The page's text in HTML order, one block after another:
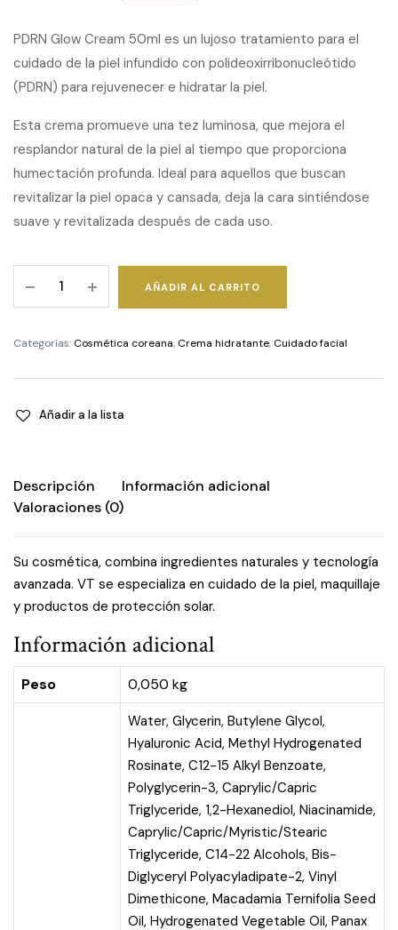
PDRN Glow Cream 50ml es un lujoso tratamiento para el
cuidado de la piel infundido con polideoxirribonucleótido
(PDRN) para rejuvenecer e hidratar la piel.
Esta crema promueve una tez luminosa, que mejora el
resplandor natural de la piel al tiempo que proporciona
humectación profunda. Ideal para aquellos que buscan
revitalizar la piel opaca y cansada, deja la cara sintiéndose
suave y revitalizada después de cada uso.
Glow
quantity
AÑADIR AL CARRITO
Categorías: Cosmética coreana, Crema hidratante, Cuidado facial
Añadir a la lista
Descripción
Información adicional
Valoraciones (0)
Su cosmética, combina ingredientes naturales y tecnología
avanzada. VT se especializa en cuidado de la piel, maquillaje
y productos de protección solar.
Información adicional
Peso 0,050 kg
Water, Glycerin, Butylene Glycol,
Hyaluronic Acid, Methyl Hydrogenated
Rosinate, C12-15 Alkyl Benzoate,
Polyglycerin-3, Caprylic/Capric
Triglyceride, 1,2-Hexanediol, Niacinamide,
Caprylic/Capric/Myristic/Stearic
Triglyceride, C14-22 Alcohols, Bis-
Diglyceryl Polyacyladipate-2, Vinyl
Dimethicone, Macadamia Ternifolia Seed
Oil, Hydrogenated Vegetable Oil, Panax